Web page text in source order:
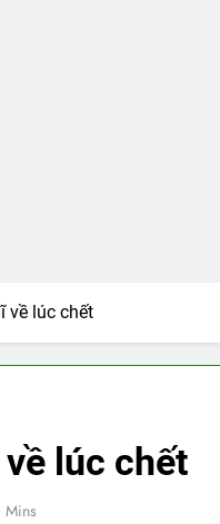
về lúc chết
lúc chết
Mins